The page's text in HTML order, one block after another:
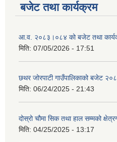
बजेट तथा कार्यक्रम
आ.व. २०८३।०८४ को बजेट तथा
मिति: 07/05/2026 - 17:51
छथर जोरपाटी गाउँपालिकाको बजेट
मिति: 06/24/2025 - 21:43
दोस्रो चौमा सिक तथा हाल सम्मको
मिति: 04/25/2025 - 13:17